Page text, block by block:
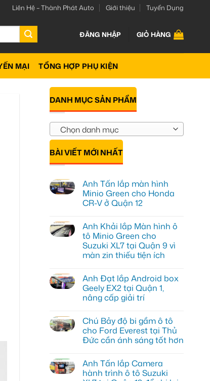
Liên Hệ – Thành Phát Auto Giới thiệu Tuyển Dụng
ĐĂNG NHẬP GIỎ HÀNG
MẠI TỔNG HỢP PHỤ KIỆN
DANH MỤC SẢN PHẨM
Chọn danh mục
BÀI VIẾT MỚI NHẤT
Anh Tấn lắp màn hình
Minio Green cho Honda
CR-V ở Quận 12
bình
luận
ở
Anh
Tấn
lắp
Minio
Green
cho
Honda
ở
Quận
12
Anh Khải lắp Màn hình ô
tô Minio Green cho
Suzuki XL7 tại Quận 9 vì
màn zin thiếu tiện ích
bình
luận
ở
Anh
Màn
hình
ô
tô
Minio
Suzuki
XL7
tại
Anh Đạt lắp Android box
Geely EX2 tại Quận 1,
nâng cấp giải trí
bình
luận
ở
Anh
Android
box
Geely
Chú Bảy độ bi gầm ô tô
cho Ford Everest tại Thủ
Đức cần ánh sáng tốt hơn
bình
luận
ở
Anh Tấn lắp Camera
hành trình ô tô Suzuki